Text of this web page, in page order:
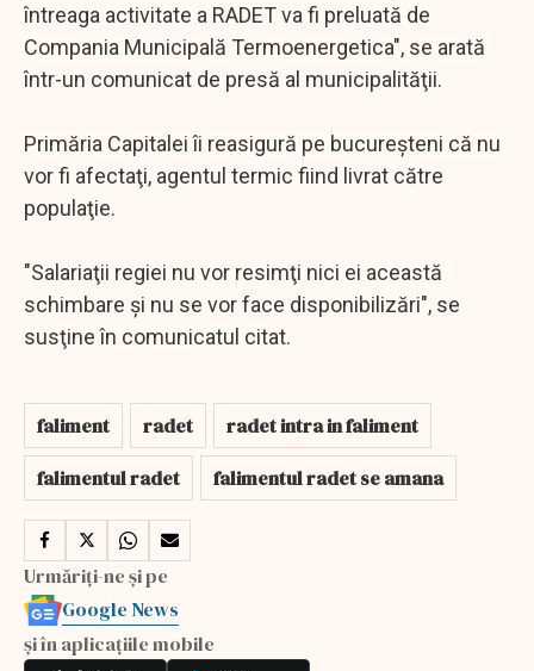
întreaga activitate a RADET va fi preluată de
Compania Municipală Termoenergetica", se arată
într-un comunicat de presă al municipalităţii.
Primăria Capitalei îi reasigură pe bucureşteni că nu
vor fi afectaţi, agentul termic fiind livrat către
populaţie.
"Salariaţii regiei nu vor resimţi nici ei această
schimbare şi nu se vor face disponibilizări", se
susţine în comunicatul citat.
faliment radet
radet intra in faliment
falimentul radet
falimentul radet se amana
Urmăriți-ne și pe
Google News
și în aplicațiile mobile